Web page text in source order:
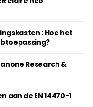
: Hoe het
Research &
aan de EN 14470-1